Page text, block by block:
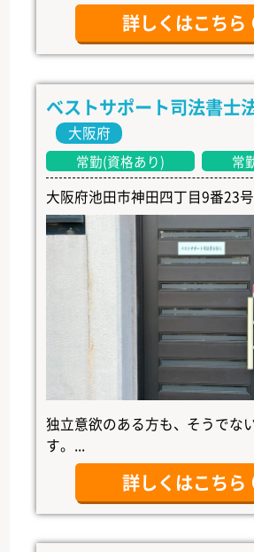
詳しくはこちら
ベストサポート司法書士
大阪府
常勤(資格あり) 常
大阪府池田市神田四丁目9番23号
独立意欲のある方も、そうでな
す。...
詳しくはこちら